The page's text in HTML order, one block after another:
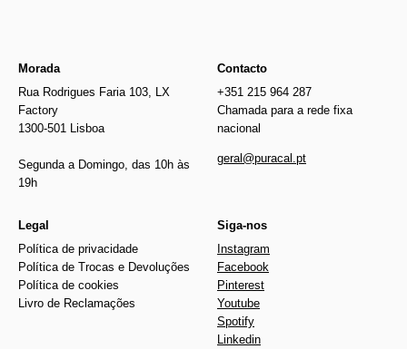
Morada
Rua Rodrigues Faria 103, LX
Factory
1300-501 Lisboa
Segunda a Domingo, das 10h às
19h
Contacto
+351 215 964 287
Chamada para a rede fixa
nacional
geral@puracal.pt
Legal
Política de privacidade
Política de Trocas e Devoluções
Política de cookies
Livro de Reclamações
Siga-nos
Instagram
Facebook
Pinterest
Youtube
Spotify
Linkedin